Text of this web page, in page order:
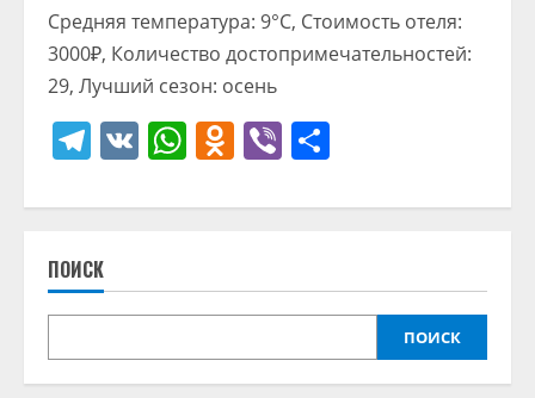
Средняя температура: 9°C, Стоимость отеля:
3000₽, Количество достопримечательностей:
29, Лучший сезон: осень
Telegram
VK WhatsApp
Odnoklassniki
Viber
ПОИСК
ПОИСК